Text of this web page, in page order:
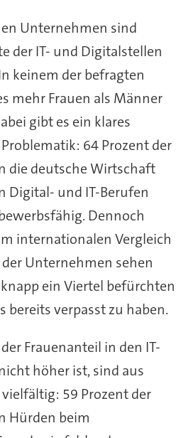
Unternehmen sind
der IT- und Digitalstellen
keinem der befragten
mehr Frauen als Männer
gibt es ein klares
64 Prozent der
die deutsche Wirtschaft
Digital- und IT-Berufen
Dennoch
internationalen Vergleich
Unternehmen sehen
ein Viertel befürchten
bereits verpasst zu haben.
Frauenanteil in den IT-
höher ist, sind aus
59 Prozent der
Hürden beim